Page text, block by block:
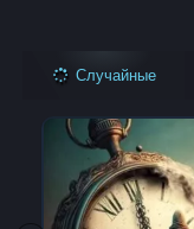
Случайные